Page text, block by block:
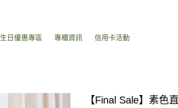
生日優惠專區 專櫃資訊 信用卡活動
【Final Sale】素色